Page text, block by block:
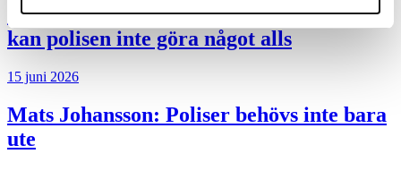
Debatt:Med för höga krav på evidens
kan polisen inte göra något alls
15 juni 2026
Mats Johansson: Poliser behövs inte bara
ute